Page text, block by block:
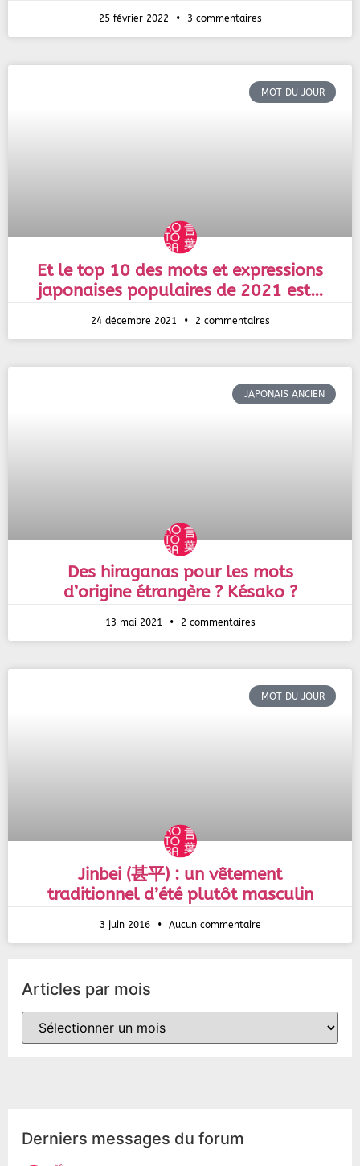
25 février 2022 3 commentaires
MOT DU JOUR
Et le top 10 des mots et expressions
japonaises populaires de 2021 est…
24 décembre 2021 2 commentaires
JAPONAIS ANCIEN
Des hiraganas pour les mots
d’origine étrangère ? Késako ?
13 mai 2021 2 commentaires
MOT DU JOUR
Jinbei (甚平) : un vêtement
traditionnel d’été plutôt masculin
3 juin 2016 Aucun commentaire
Articles par mois
Derniers messages du forum